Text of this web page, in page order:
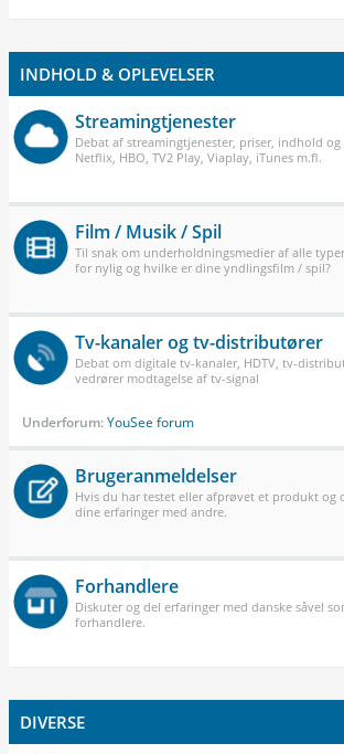
INDHOLD & OPLEVELSER
Streamingtjenester
Debat af streamingtjenester, priser, indhold og
Netflix, HBO, TV2 Play, Viaplay, iTunes m.fl.
Film / Musik / Spil
Til snak om underholdningsmedier af alle
for nylig og hvilke er dine yndlingsfilm / spil?
Tv-kanaler og tv-distributører
Debat om digitale tv-kanaler, HDTV, tv-
vedrører modtagelse af tv-signal
Underforum:YouSee forum
Brugeranmeldelser
Hvis du har testet eller afprøvet et produkt og
dine erfaringer med andre.
Forhandlere
Diskuter og del erfaringer med danske såvel
forhandlere.
DIVERSE